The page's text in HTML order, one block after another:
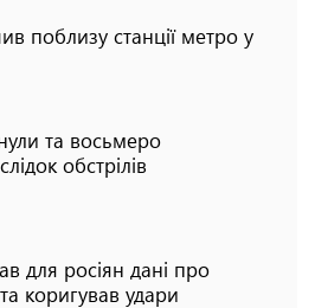
поблизу станції метро у
та восьмеро
обстрілів
для росіян дані про
та коригував удари